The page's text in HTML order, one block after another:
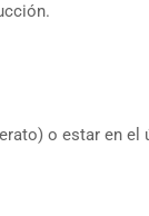
o estar en el